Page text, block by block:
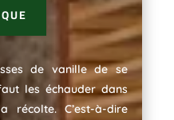
de vanille de se
les échauder dans
récolte. C’est-à-dire